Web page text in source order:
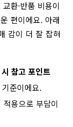
환·반품 비용이
편이에요. 아래
감이 더 잘 잡혀
참고 포인트
준이에요.
용으로 부담이